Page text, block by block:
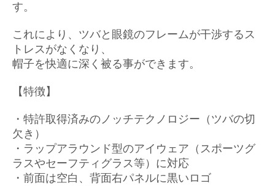
す。
これにより、ツバと眼鏡のフレームが干渉するス
トレスがなくなり、
帽子を快適に深く被る事ができます。
【特徴】
・特許取得済みのノッチテクノロジー（ツバの切
欠き）
・ラップアラウンド型のアイウェア（スポーツグ
ラスやセーフティグラス等）に対応
・前面は空白、背面右パネルに黒いロゴ